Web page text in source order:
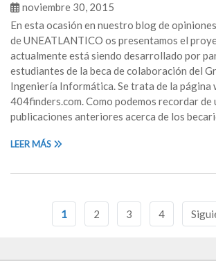
noviembre 30, 2015
En esta ocasión en nuestro blog de opiniones
de UNEATLANTICO os presentamos el
actualmente está siendo desarrollado por
estudiantes de la beca de colaboración del
Ingeniería Informática. Se trata de la página
404finders.com. Como podemos recordar de
publicaciones anteriores acerca de los
LEER MÁS
Navegación
1 2 3 4